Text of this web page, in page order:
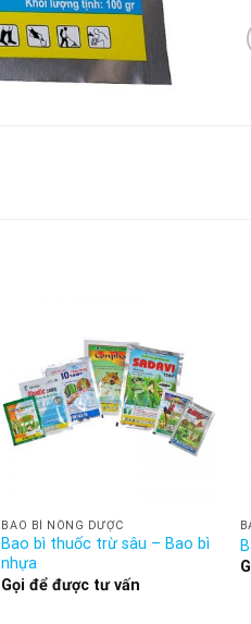
BAO BÌ NÔNG DƯỢC
Bao bì thuốc trừ sâu – Bao bì
nhựa
Gọi để được tư vấn